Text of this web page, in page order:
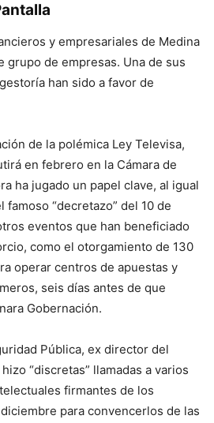
y empresariales de Medina
grupo de empresas. Una de sus
han sido a favor de
de la polémica Ley Televisa,
en febrero en la Cámara de
ha jugado un papel clave, al igual
“decretazo” del 10 de
eventos que han beneficiado
como el otorgamiento de 130
operar centros de apuestas y
seis días antes de que
Gobernación.
Pública, ex director del
“discretas” llamadas a varios
firmantes de los
para convencerlos de las